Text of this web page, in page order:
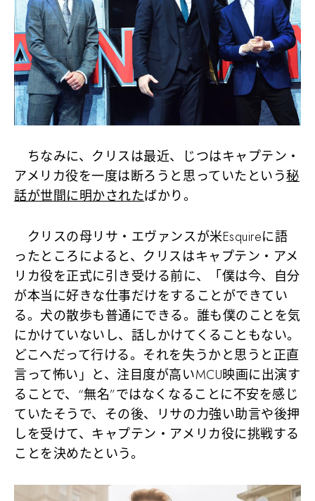
ちなみに、クリスは最近、じつはキャプテン・
アメリカ役を一度は断ろうと思っていたという秘
話が世間に明かされたばかり。
クリスの母リサ・エヴァンスが米Esquireに語
ったところによると、クリスはキャプテン・アメ
リカ役を正式に引き受ける前に、「僕は今、自分
が本当に好きな仕事だけをすることができてい
る。犬の散歩も普通にできる。誰も僕のことを気
にかけていないし、話しかけてくることもない。
どこへだって行ける。それを失うかと思うと正直
言って怖い」と、注目度が高いMCU映画に出演す
ることで、“無名”ではなくなることに不安を感じ
ていたそうで、その後、リサの力強い助言や後押
しを受けて、キャプテン・アメリカ役に挑戦する
ことを決めたという。